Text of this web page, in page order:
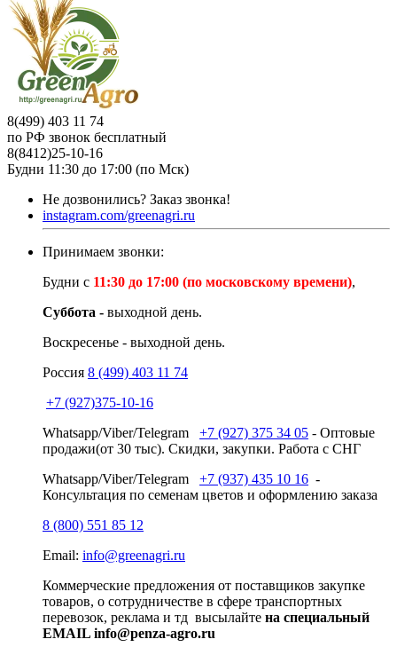
8(499) 403 11 74
по РФ звонок бесплатный
8(8412)25-10-16
Будни 11:30 до 17:00 (по Мск)
Не дозвонились? Заказ звонка!
instagram.com/greenagri.ru
Принимаем звонки:
Будни с 11:30 до 17:00 (по московскому времени),
Суббота - выходной день.
Воскресенье - выходной день.
Россия 8 (499) 403 11 74
+7 (927)375-10-16
Whatsapp/Viber/Telegram +7 (927) 375 34 05 - Оптовые
продажи(от 30 тыс). Скидки, закупки. Работа с СНГ
Whatsapp/Viber/Telegram +7 (937) 435 10 16 -
Консультация по семенам цветов и оформлению заказа
8 (800) 551 85 12
Email: info@greenagri.ru
Коммерческие предложения от поставщиков закупке
товаров, о сотрудничестве в сфере транспортных
перевозок, реклама и тд высылайте на специальный
EMAIL info@penza-agro.ru